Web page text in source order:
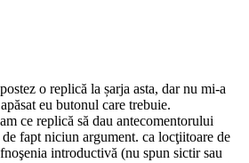
o replică la șarja asta, dar nu mi-a
eu butonul care trebuie.
ce replică să dau antecomentorului
fapt niciun argument. ca locţiitoare de
introductivă (nu spun sictir sau